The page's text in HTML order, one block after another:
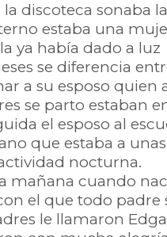
la discoteca sonaba
estaba una
ya había dado a
se diferencia
a su esposo quien
se parto estaban
el esposo al
que estaba a
nocturna.
mañana cuando
el que todo padre
le llamaron